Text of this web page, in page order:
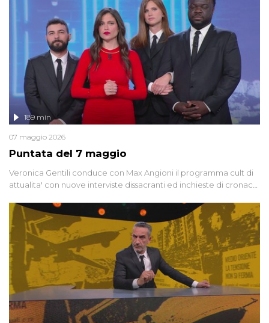
social network, talk show, piazze digitali e immaginario collettivo.
Puntata del 7 maggio
189 min
07 maggio 2026
Veronica Gentili conduce con Max Angioni il programma cult di
attualita' con nuove interviste dissacranti ed inchieste di cronaca